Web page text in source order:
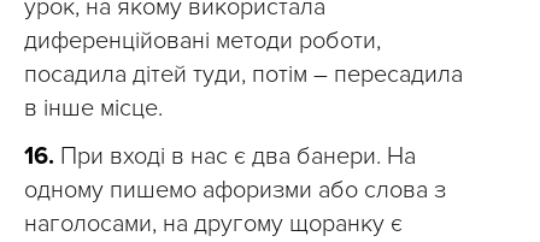
урок, на якому використала
диференційовані методи роботи,
посадила дітей туди, потім – пересадила
в інше місце.
16. При вході в нас є два банери. На
одному пишемо афоризми або слова з
наголосами, на другому щоранку є